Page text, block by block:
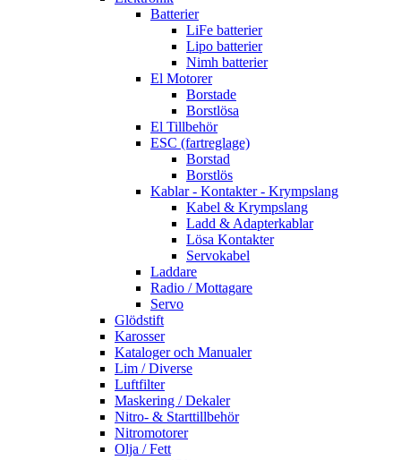
Batterier
LiFe batterier
Lipo batterier
Nimh batterier
El Motorer
Borstade
Borstlösa
El Tillbehör
ESC (fartreglage)
Borstad
Borstlös
Kablar - Kontakter - Krympslang
Kabel & Krympslang
Ladd & Adapterkablar
Lösa Kontakter
Servokabel
Laddare
Radio / Mottagare
Servo
Glödstift
Karosser
Kataloger och Manualer
Lim / Diverse
Luftfilter
Maskering / Dekaler
Nitro- & Starttillbehör
Nitromotorer
Olja / Fett